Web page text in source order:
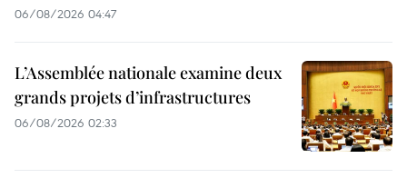
06/08/2026 04:47
L’Assemblée nationale examine deux
grands projets d’infrastructures
06/08/2026 02:33